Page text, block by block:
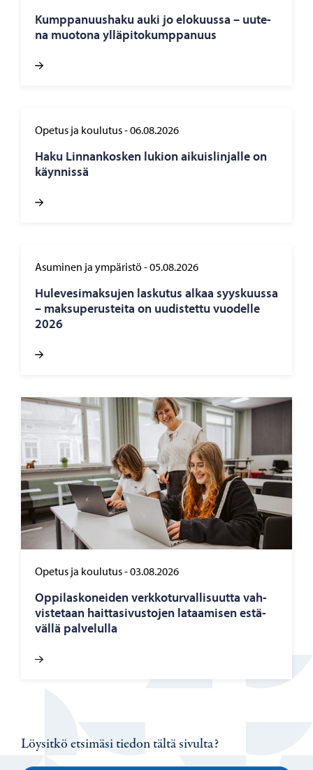
Kump­pa­nuus­ha­ku auki jo elo­kuus­sa – uu­te­
na muo­to­na yl­lä­pi­to­kump­pa­nuus
Opetus ja koulutus-06.08.2026
Haku Lin­nan­kos­ken lu­kion ai­kuis­lin­jal­le on
käyn­nis­sä
Asuminen ja ympäristö-05.08.2026
Hu­le­ve­si­mak­su­jen las­ku­tus alkaa syys­kuus­sa
– mak­su­pe­rus­tei­ta on uu­dis­tet­tu vuo­del­le
2026
Opetus ja koulutus-03.08.2026
Op­pi­las­ko­nei­den verk­ko­tur­val­li­suut­ta vah­
vis­te­taan hait­ta­si­vus­to­jen la­taa­mi­sen es­tä­
väl­lä pal­ve­lul­la
Löysitkö etsimäsi tiedon tältä sivulta?